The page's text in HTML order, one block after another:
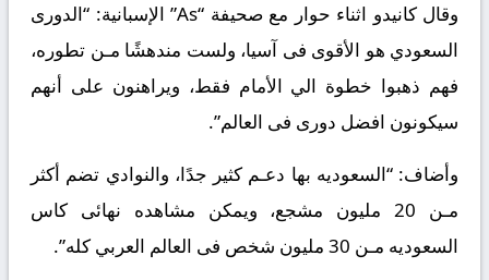
وقال كانيدو اثناء حوار مع صحيفة “As” الإسبانية: “الدورى
السعودي هو الأقوى فى آسيا، ولست مندهشًا مـن تطوره،
فهم ذهبوا خطوة الي الأمام فقط، ويراهنون على أنهم
سيكونون افضل دورى فى العالم”.
وأضاف: “السعوديه بها دعـم كثير جدًا، والنوادي تضم أكثر
مـن 20 مليون مشجع، ويمكن مشاهده نهائى كاس
السعوديه مـن 30 مليون شخص فى العالم العربي كله”.